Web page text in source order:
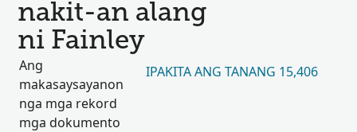
nakit-an alang
ni Fainley
Ang
makasaysayanon
nga mga rekord
mga dokumento
IPAKITA ANG TANANG 15,406